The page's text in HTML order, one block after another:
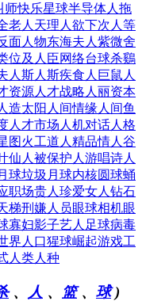
师快乐星球半导体人 拖
老人 天理人欲下次人等
面人物东海夫人 紫微舍
位及人臣网络台球杀鷄
人 斯人斯疾食人巨鼠 人
资源人才战略 人丽资本
造太阳 人间情缘人间鱼
人才市场 人机对话人格
图火工道人 精品情人 谷
仙人 被保护人 游唱诗人
球垃圾 月球内核圆球蛹
职场贵人 珍爱女人 钻石
梯刑嫌人员眼球相机眼
寡妇影子艺人 足球病毒
界人口猩球崛起游戏工
人类人种
、 人 、 篮、 球)